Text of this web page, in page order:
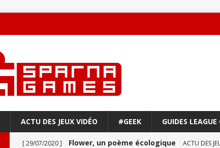
ACTU DES JEUX VIDÉO #GEEK GUIDES LEAGUE
[ 29/07/2020 ] Flower, un poème écologique ACTU DES